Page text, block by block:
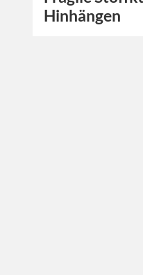
Hinhängen